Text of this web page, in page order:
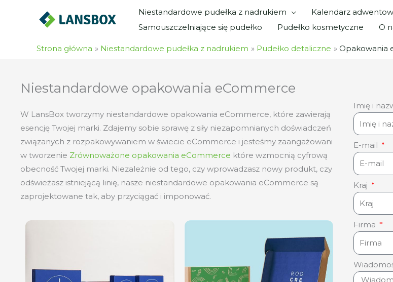
Niestandardowe pudełka z nadrukiem
Kalendarz
Samouszczelniające się pudełko
Pudełko kosmetyczne O
Strona główna Niestandardowe pudełka z nadrukiem Pudełko detaliczne Opakowania
Niestandardowe opakowania eCommerce
W LansBox tworzymy niestandardowe opakowania eCommerce, które zawierają
esencję Twojej marki. Zdajemy sobie sprawę z siły niezapomnianych doświadczeń
związanych z rozpakowywaniem w świecie eCommerce i jesteśmy zaangażowani
w tworzenie Zrównoważone opakowania eCommerce które wzmocnią cyfrową
obecność Twojej marki. Niezależnie od tego, czy wprowadzasz nowy produkt, czy
odświeżasz istniejącą linię, nasze niestandardowe opakowania eCommerce są
zaprojektowane tak, aby przyciągać i imponować.
Imię i
E-mail
Kraj
Firma